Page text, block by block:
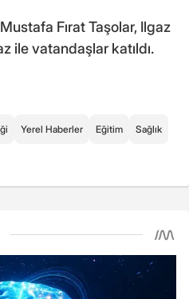
Fırat Taşolar, Ilgaz
ile vatandaşlar katıldı.
Yerel Haberler Eğitim Sağlık